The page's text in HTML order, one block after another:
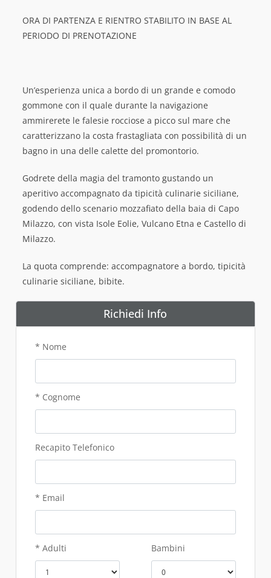
ORA DI PARTENZA E RIENTRO STABILITO IN BASE AL
PERIODO DI PRENOTAZIONE
Un’esperienza unica a bordo di un grande e comodo
gommone con il quale durante la navigazione
ammirerete le falesie rocciose a picco sul mare che
caratterizzano la costa frastagliata con possibilità di un
bagno in una delle calette del promontorio.
Godrete della magia del tramonto gustando un
aperitivo accompagnato da tipicità culinarie siciliane,
godendo dello scenario mozzafiato della baia di Capo
Milazzo, con vista Isole Eolie, Vulcano Etna e Castello di
Milazzo.
La quota comprende: accompagnatore a bordo, tipicità
culinarie siciliane, bibite.
Richiedi Info
* Nome
* Cognome
Recapito Telefonico
* Email
* Adulti Bambini